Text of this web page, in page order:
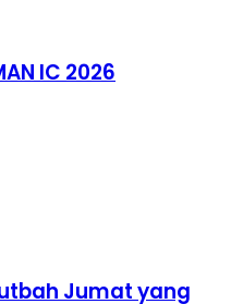
IC 2026
Jumat yang